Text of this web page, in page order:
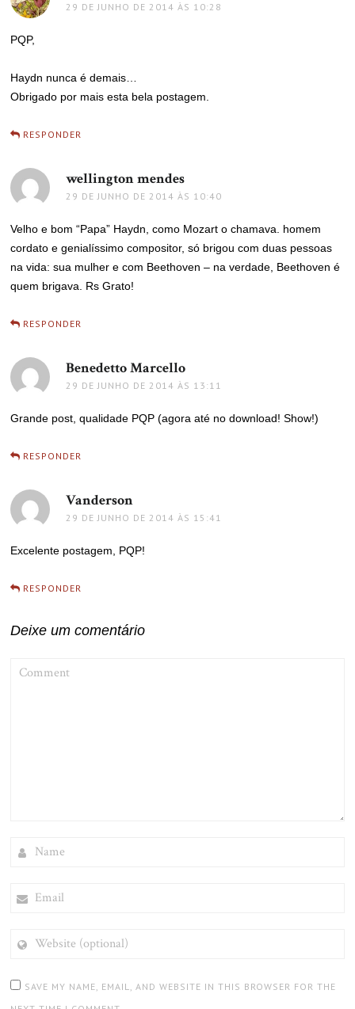
29 DE JUNHO DE 2014 ÀS 10:28
PQP,
Haydn nunca é demais…
Obrigado por mais esta bela postagem.
RESPONDER
wellington mendes
29 DE JUNHO DE 2014 ÀS 10:40
Velho e bom “Papa” Haydn, como Mozart o chamava. homem
cordato e genialíssimo compositor, só brigou com duas pessoas
na vida: sua mulher e com Beethoven – na verdade, Beethoven é
quem brigava. Rs Grato!
RESPONDER
Benedetto Marcello
29 DE JUNHO DE 2014 ÀS 13:11
Grande post, qualidade PQP (agora até no download! Show!)
RESPONDER
Vanderson
29 DE JUNHO DE 2014 ÀS 15:41
Excelente postagem, PQP!
RESPONDER
Deixe um comentário
(OPTIONAL)
SAVE MY NAME, EMAIL, AND WEBSITE IN THIS BROWSER FOR THE